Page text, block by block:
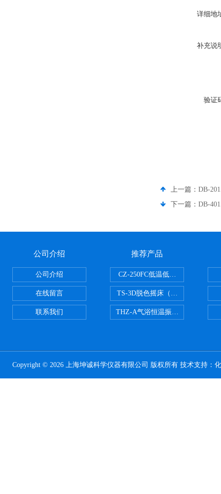
详细地
补充说
验证
上一篇： DB-
下一篇： DB-
公司介绍
公司介绍
在线留言
联系我们
推荐产品
CZ-250FC低温低湿种子储藏柜
TS-3D脱色摇床（三维运动）
THZ-A气浴恒温振荡器
Copyright © 2026 上海坤诚科学仪器有限公司 版权所有 技术支持：